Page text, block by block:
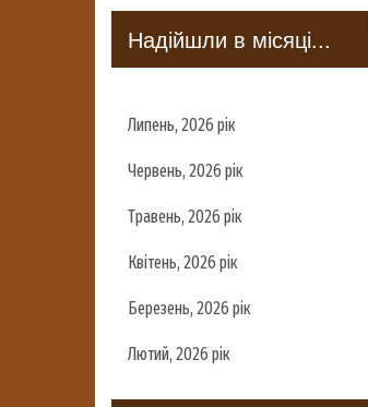
Надійшли в місяці...
Липень, 2026 рік
Червень, 2026 рік
Травень, 2026 рік
Квітень, 2026 рік
Березень, 2026 рік
Лютий, 2026 рік